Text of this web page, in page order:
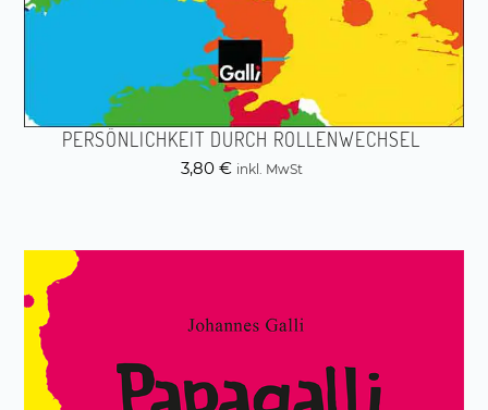
PERSÖNLICHKEIT DURCH ROLLENWECHSEL
3,80 € inkl. MwSt